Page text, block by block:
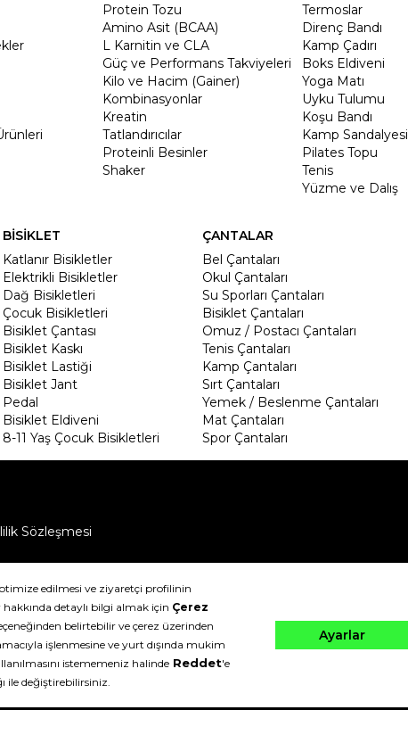
Protein Tozu
Amino Asit (BCAA)
L Karnitin ve CLA
Güç ve Performans Takviyeleri
Kilo ve Hacim (Gainer)
Kombinasyonlar
Kreatin
Tatlandırıcılar
Proteinli Besinler
Shaker
Termoslar
Direnç Bandı
Kamp Çadırı
Boks Eldiveni
Yoga Matı
Uyku Tulumu
Koşu Bandı
Kamp Sandalyesi
Pilates Topu
Tenis
Yüzme ve Dalış
BİSİKLET
Katlanır Bisikletler
Elektrikli Bisikletler
Dağ Bisikletleri
Çocuk Bisikletleri
Bisiklet Çantası
Bisiklet Kaskı
Bisiklet Lastiği
Bisiklet Jant
Pedal
Bisiklet Eldiveni
8-11 Yaş Çocuk Bisikletleri
ÇANTALAR
Bel Çantaları
Okul Çantaları
Su Sporları Çantaları
Bisiklet Çantaları
Omuz / Postacı Çantaları
Tenis Çantaları
Kamp Çantaları
Sırt Çantaları
Yemek / Beslenme Çantaları
Mat Çantaları
Spor Çantaları
Sözleşmesi